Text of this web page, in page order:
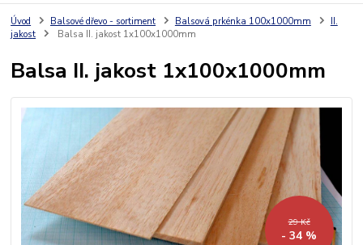
Úvod Balsové dřevo - sortiment Balsová prkénka 100x1000mm
II.
jakost
Balsa II. jakost 1x100x1000mm
Balsa II. jakost 1x100x1000mm
29 Kč
- 34 %